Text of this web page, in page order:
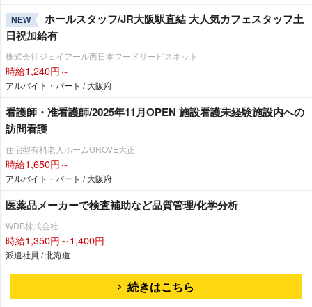
NEW
ホールスタッフ/JR大阪駅直結 大人気カフェスタッフ土
日祝加給有
株式会社ジェイアール西日本フードサービスネット
時給1,240円～
アルバイト・パート / 大阪府
看護師・准看護師/2025年11月OPEN 施設看護未経験施設内への
訪問看護
住宅型有料老人ホームGROVE大正
時給1,650円～
アルバイト・パート / 大阪府
医薬品メーカーで検査補助など品質管理/化学分析
WDB株式会社
時給1,350円～1,400円
派遣社員 / 北海道
続きはこちら